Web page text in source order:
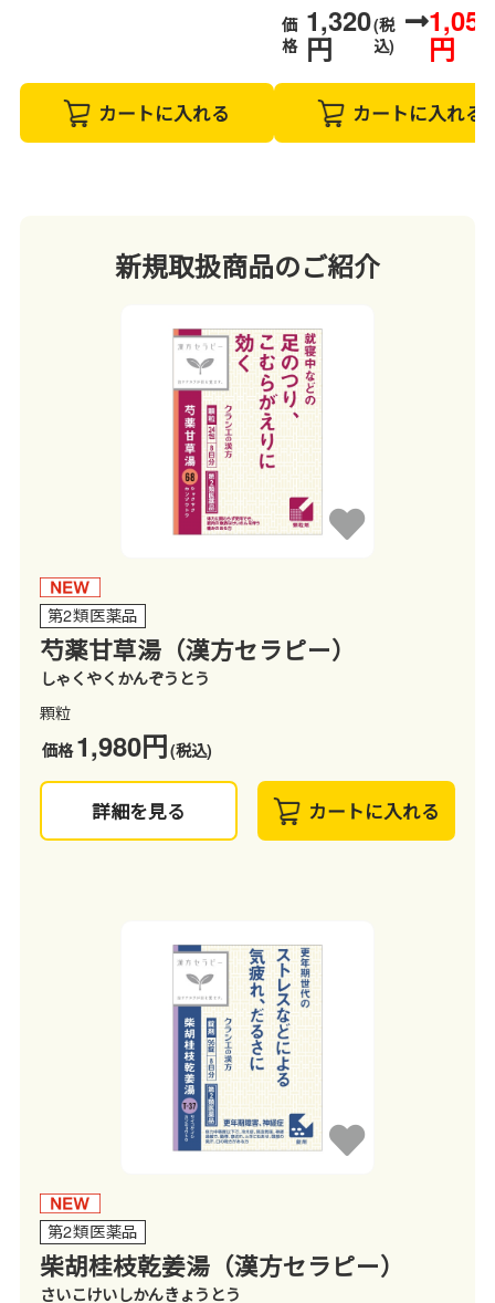
カートに入れる
価
格
1,320
円
(税
込)
1,056
円
カートに入れる
新規取扱商品のご紹介
第2類医薬品
芍薬甘草湯（漢方セラピー）
しゃくやくかんぞうとう
顆粒
価格1,980円(税込)
詳細を見る カートに入れる
第2類医薬品
柴胡桂枝乾姜湯（漢方セラピー）
さいこけいしかんきょうとう